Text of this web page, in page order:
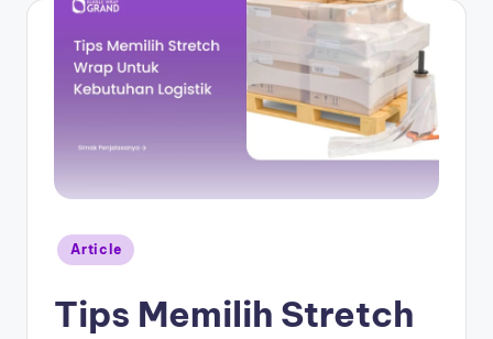
Article
Tips Memilih Stretch